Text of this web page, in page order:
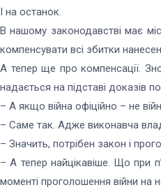
І на останок.
В нашому законодавстві має
компенсувати всі збитки
А тепер ще про компенсації.
надається на підставі доказів
– А якщо війна офіційно – не
– Саме так. Адже виконавча
– Значить, потрібен закон і
– А тепер найцікавіше. Що при
моменті проголошення війни на